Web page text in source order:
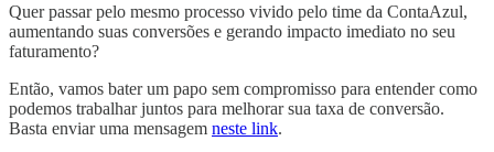
Quer passar pelo mesmo processo vivido pelo time da ContaAzul,
aumentando suas conversões e gerando impacto imediato no seu
faturamento?
Então, vamos bater um papo sem compromisso para entender como
podemos trabalhar juntos para melhorar sua taxa de conversão.
Basta enviar uma mensagem neste link.